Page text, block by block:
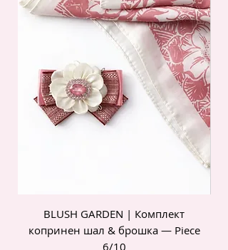
BLUSH GARDEN | Комплект
копринен шал & брошка — Piece
6/10